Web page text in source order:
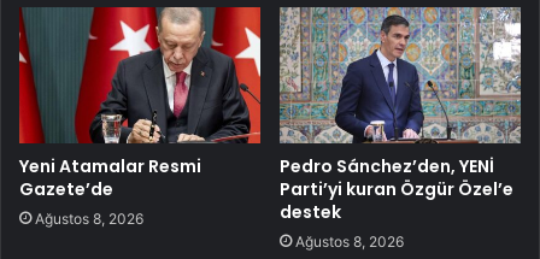
Yeni Atamalar Resmi
Gazete’de
Ağustos 8, 2026
Pedro Sánchez’den, YENİ
Parti’yi kuran Özgür Özel’e
destek
Ağustos 8, 2026